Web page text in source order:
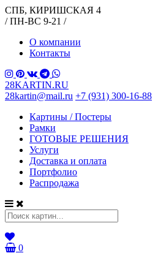
СПБ, КИРИШСКАЯ 4
/ ПН-ВС 9-21 /
О компании
Контакты
28KARTIN.RU
28kartin@mail.ru +7 (931) 300-16-88
Картины / Постеры
Рамки
ГОТОВЫЕ РЕШЕНИЯ
Услуги
Доставка и оплата
Портфолио
Распродажа
0